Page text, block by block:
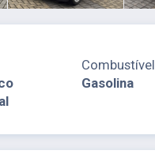
Combustível
Gasolina